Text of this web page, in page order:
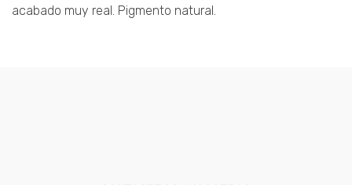
acabado muy real. Pigmento natural.